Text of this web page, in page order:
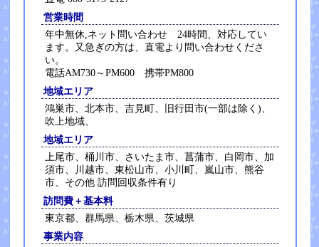
営業時間
年中無休,ネット問い合わせ 24時間、対応してい
ます。又急ぎの方は、直電より問い合わせくださ
い。
電話AM730～PM600 携帯PM800
地域エリア
鴻巣市、北本市、吉見町、旧行田市(一部は除く)、
吹上地域、
地域エリア
上尾市、桶川市、さいたま市、菖蒲市、白岡市、加
須市、川越市、東松山市、小川町、嵐山市、熊谷
市、その他 訪問回収条件有り
訪問費＋基本料
東京都、群馬県、栃木県、茨城県
事業内容